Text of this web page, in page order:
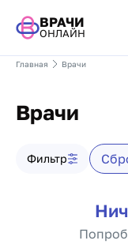
ВРАЧИ
ОНЛАЙН
Главная Врачи
Врачи
Фильтр
Фильтр
Список